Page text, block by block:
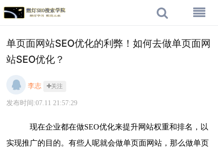
单页面网站SEO优化的利弊！如何去做单页面网
站SEO优化？
李志 关注
发布时间:07.11 21:57:29
现在企业都在做SEO优化来提升网站权重和排名，以
实现推广的目的。有些人呢就会做单页面网站，那么做单页